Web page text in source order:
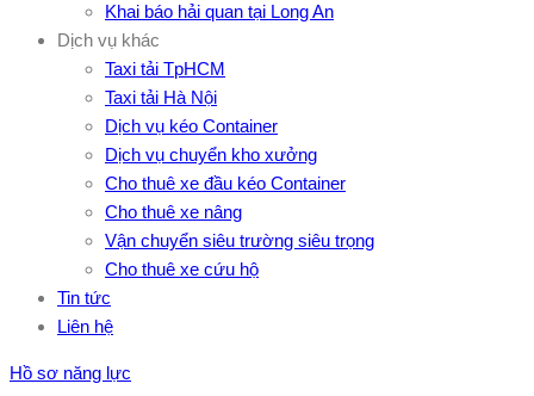
Khai báo hải quan tại Long An
Dịch vụ khác
Taxi tải TpHCM
Taxi tải Hà Nội
Dịch vụ kéo Container
Dịch vụ chuyển kho xưởng
Cho thuê xe đầu kéo Container
Cho thuê xe nâng
Vận chuyển siêu trường siêu trọng
Cho thuê xe cứu hộ
Tin tức
Liên hệ
Hồ sơ năng lực